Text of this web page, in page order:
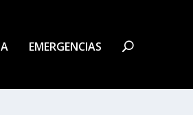
EMERGENCIAS